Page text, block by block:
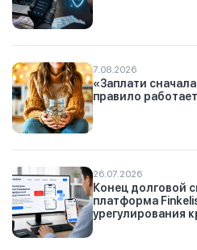
7.08.2026
«Заплати
правило
26.07.2026
Конец долговой
платформа
урегулирования